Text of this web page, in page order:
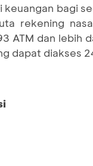
bagi
rekening
ATM dan lebih
dapat diakses